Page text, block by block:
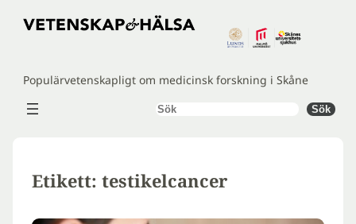
Hoppa
Populärvetenskapligt om medicinsk forskning i Skåne
Sök Sök
Etikett: testikelcancer